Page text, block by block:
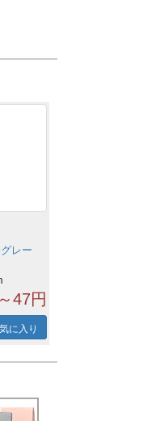
レー
～47円
に入り